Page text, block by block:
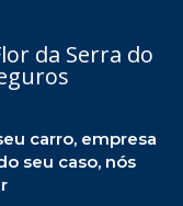
da Serra do
carro, empresa
seu caso, nós